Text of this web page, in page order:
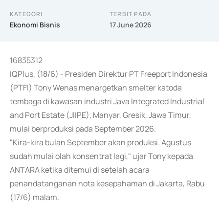
KATEGORI
Ekonomi Bisnis
TERBIT PADA
17 June 2026
16835312
IQPlus, (18/6) - Presiden Direktur PT Freeport Indonesia
(PTFI) Tony Wenas menargetkan smelter katoda
tembaga di kawasan industri Java Integrated Industrial
and Port Estate (JIIPE), Manyar, Gresik, Jawa Timur,
mulai berproduksi pada September 2026.
"Kira-kira bulan September akan produksi. Agustus
sudah mulai olah konsentrat lagi," ujar Tony kepada
ANTARA ketika ditemui di setelah acara
penandatanganan nota kesepahaman di Jakarta, Rabu
(17/6) malam.